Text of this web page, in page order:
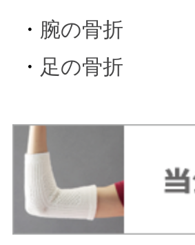
・ 腕の骨折
・ 足の骨折